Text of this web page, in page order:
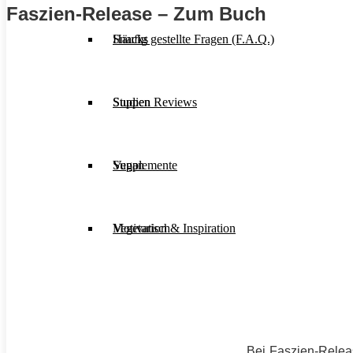
Häufig gestellte Fragen (F.A.Q.)
Studien Reviews
Supplemente
Motivation & Inspiration
Snacks
Suppen
Vegan
Vegetarisch
Faszien-Release – Zum Buch